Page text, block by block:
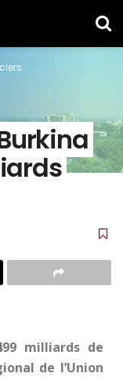
milliards de
de l’Union